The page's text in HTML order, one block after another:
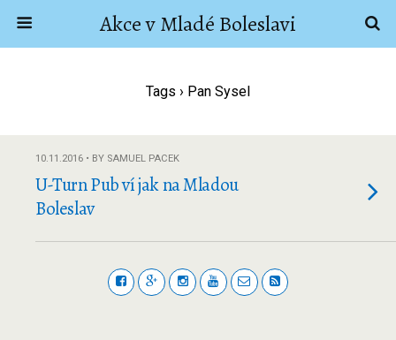
Akce v Mladé Boleslavi
Tags › Pan Sysel
10.11.2016 • BY SAMUEL PACEK
U-Turn Pub ví jak na Mladou
Boleslav